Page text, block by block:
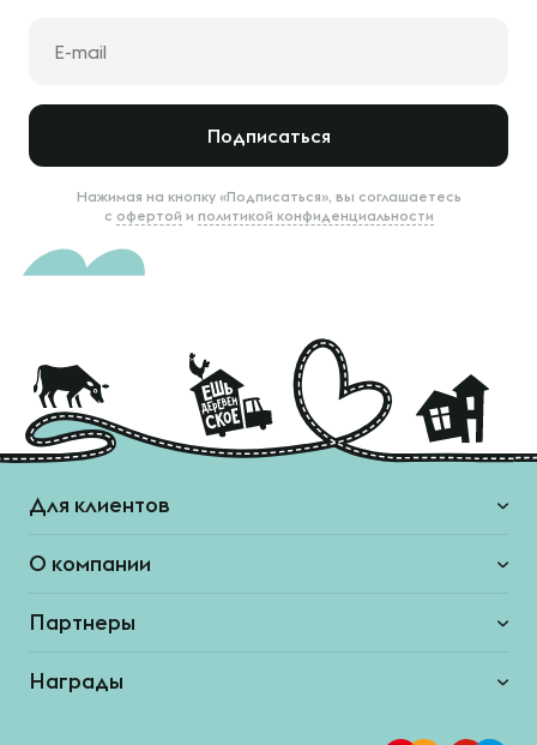
Подписаться
Нажимая на кнопку «Подписаться», вы соглашаетесь
с офертой и политикой конфиденциальности
Для клиентов
О компании
Партнеры
Награды